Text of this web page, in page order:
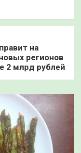
на
регионов
2 млрд рублей